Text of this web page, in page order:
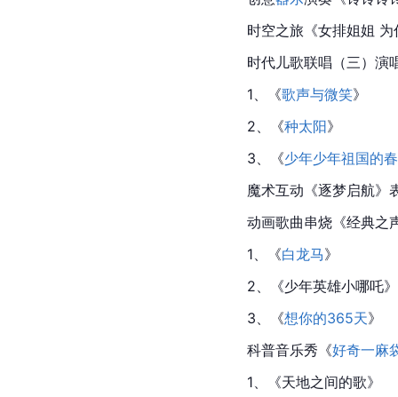
时空之旅 《女排姐姐
时代儿歌联唱（三）演
1、《歌声与微笑》
2、《种太阳》
3、《少年少年祖国的
魔术互动《逐梦启航》
动画歌曲串烧《经典之
1、《白龙马》
2、《少年英雄小哪吒》
3、《想你的365天》
科普音乐秀《好奇一麻
1、《天地之间的歌》